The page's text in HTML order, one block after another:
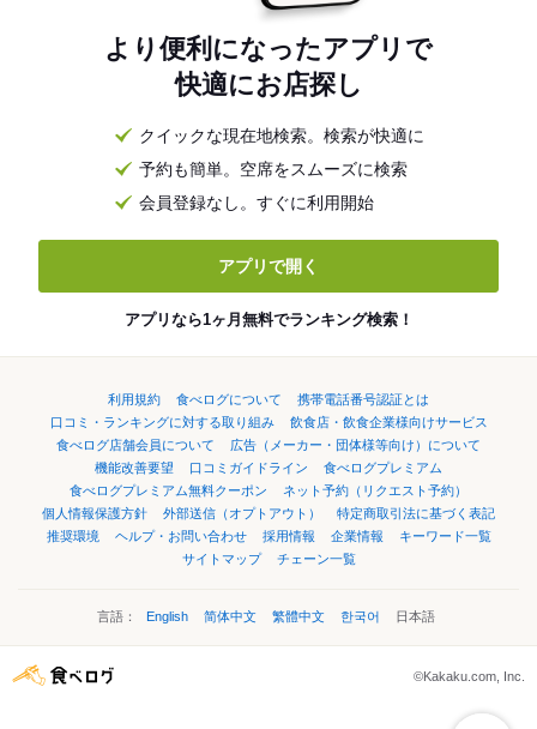
より便利になったアプリで
快適にお店探し
クイックな現在地検索。検索が快適に
予約も簡単。空席をスムーズに検索
会員登録なし。すぐに利用開始
アプリで開く
アプリなら1ヶ月無料でランキング検索！
利用規約 食べログについて
携帯電話番号認証とは
口コミ・ランキングに対する取り組み
飲食店・飲食企業様向けサービス
食べログ店舗会員について
広告（メーカー・団体様等向け）について
機能改善要望
口コミガイドライン
食べログプレミアム
食べログプレミアム無料クーポン
ネット予約（リクエスト予約）
個人情報保護方針
外部送信（オプトアウト）
特定商取引法に基づく表記
推奨環境
ヘルプ・お問い合わせ 採用情報 企業情報
キーワード一覧
サイトマップ
チェーン一覧
言語： English 简体中文 繁體中文 한국어 日本語
©Kakaku.com, Inc.